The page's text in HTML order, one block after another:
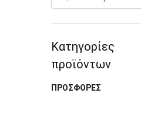
Κατηγορίες
προϊόντων
ΠΡΟΣΦΟΡΕΣ